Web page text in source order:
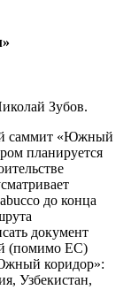
Зубов.
саммит «Южный
планируется
до конца
документ
(помимо ЕС)
коридор»:
Узбекистан,